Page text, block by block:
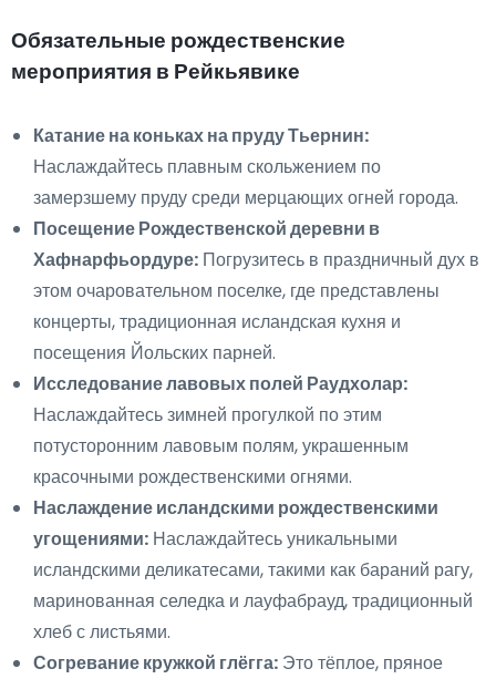
Обязательные рождественские
мероприятия в Рейкьявике
Катание на коньках на пруду Тьернин:
Наслаждайтесь плавным скольжением по
замерзшему пруду среди мерцающих огней города.
Посещение Рождественской деревни в
Хафнарфьордуре: Погрузитесь в праздничный дух в
этом очаровательном поселке, где представлены
концерты, традиционная исландская кухня и
посещения Йольских парней.
Исследование лавовых полей Раудхолар:
Наслаждайтесь зимней прогулкой по этим
потусторонним лавовым полям, украшенным
красочными рождественскими огнями.
Наслаждение исландскими рождественскими
угощениями: Наслаждайтесь уникальными
исландскими деликатесами, такими как бараний рагу,
маринованная селедка и лауфабрауд, традиционный
хлеб с листьями.
Согревание кружкой глёгга: Это тёплое, пряное